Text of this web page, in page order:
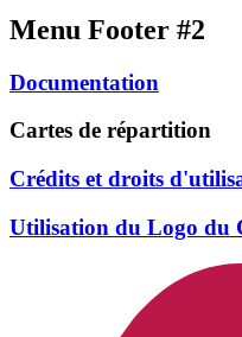
Menu Footer #2
Documentation
Cartes de répartition
Crédits et droits
Utilisation du Logo du